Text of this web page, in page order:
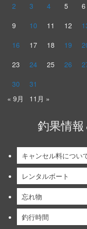
2
3 4 5 6
9
10 11 12
16
17 18 19
23
24 25 26
30
31
« 9月
11月 »
釣果情
キャンセル料につい
レンタルボート
忘れ物
釣行時間